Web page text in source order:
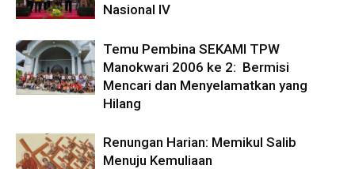
Nasional IV
Temu Pembina SEKAMI TPW
Manokwari 2006 ke 2: Bermisi
Mencari dan Menyelamatkan yang
Hilang
Renungan Harian: Memikul Salib
Menuju Kemuliaan